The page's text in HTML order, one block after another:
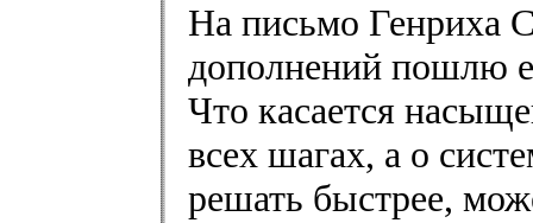
На письмо Генриха
дополнений пошлю
Что касается
всех шагах, а о
решать быстрее,